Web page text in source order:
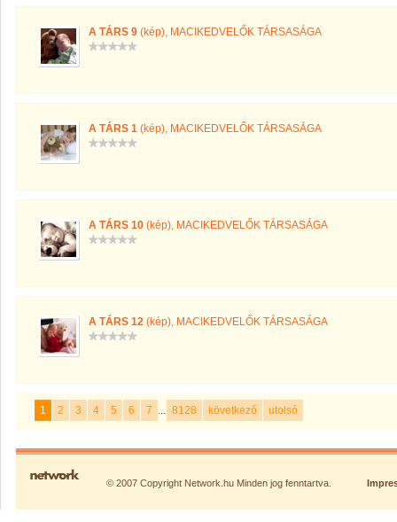
A TÁRS 9 (kép), MACIKEDVELŐK TÁRSASÁGA
A TÁRS 1 (kép), MACIKEDVELŐK TÁRSASÁGA
A TÁRS 10 (kép), MACIKEDVELŐK TÁRSASÁGA
A TÁRS 12 (kép), MACIKEDVELŐK TÁRSASÁGA
1 2 3 4 5 6 7 ... 8128 következő utolsó
© 2007 Copyright Network.hu Minden jog fenntartva.